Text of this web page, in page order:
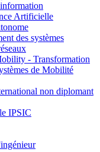
Artificielle
des systèmes
- Transformation
de Mobilité
non diplomant
IPSIC